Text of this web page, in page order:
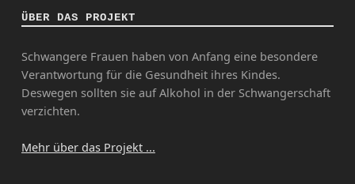
ÜBER DAS PROJEKT
Schwangere Frauen haben von Anfang eine besondere
Verantwortung für die Gesundheit ihres Kindes.
Deswegen sollten sie auf Alkohol in der Schwangerschaft
verzichten.
Mehr über das Projekt ...